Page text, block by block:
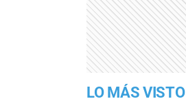
LO MÁS VISTO